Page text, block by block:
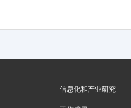
信息化和产业研究